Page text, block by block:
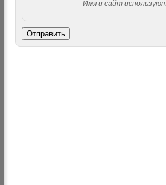
Имя и сайт
Отправить